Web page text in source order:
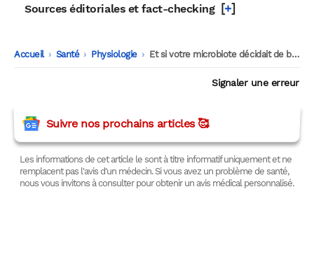
Sources éditoriales et fact-checking [+]
Accueil -
Santé -
Physiologie -
Et si votre microbiote décidait de brûler ou stocker la graisse ?
Signaler une erreur
Suivre nos prochains articles 🥰
Les informations de cet article le sont à titre informatif uniquement et ne
remplacent pas l'avis d'un médecin. Si vous avez un problème de santé,
nous vous invitons à consulter pour obtenir un avis médical personnalisé.